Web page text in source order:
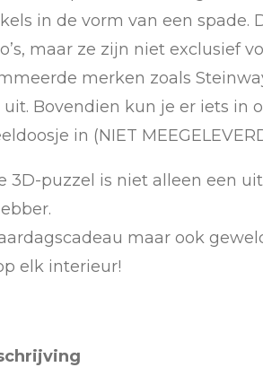
in de vorm van een
maar ze zijn niet exclusief
merken zoals
Bovendien kun je er iets in
in (NIET
3D-puzzel is niet alleen een
maar ook
elk interieur!